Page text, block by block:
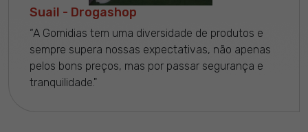
Suail - Drogashop
“A Gomidias tem uma diversidade de produtos e
sempre supera nossas expectativas, não apenas
pelos bons preços, mas por passar segurança e
tranquilidade."